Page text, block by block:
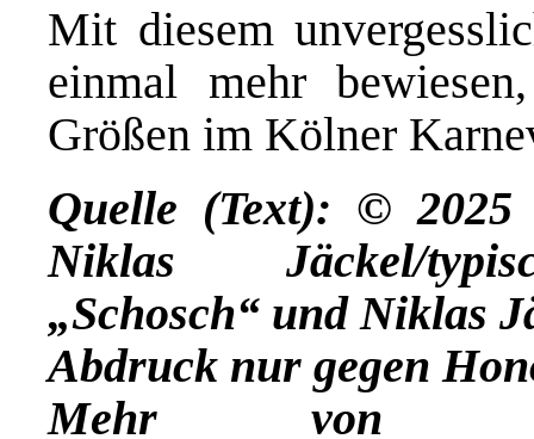
Mit diesem
einmal mehr
Größen im Kölner
Quelle (Text): © 2025
Niklas Jäckel/
„Schosch“ und Niklas
Abdruck nur gegen
Mehr